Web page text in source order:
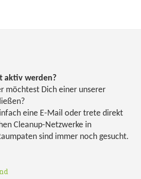
aktiv werden?
möchtest Dich einer unserer
eine E-Mail oder trete direkt
Cleanup-Netzwerke in
sind immer noch gesucht.